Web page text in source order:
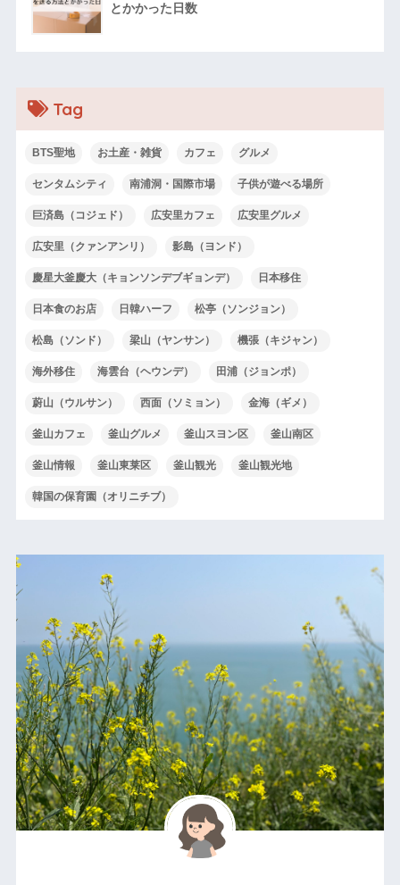
とかかった日数
Tag
BTS聖地 お土産・雑貨 カフェ グルメ
センタムシティ 南浦洞・国際市場 子供が遊べる場所
巨済島（コジェド） 広安里カフェ 広安里グルメ
広安里（クァンアンリ） 影島（ヨンド）
慶星大釜慶大（キョンソンデブギョンデ） 日本移住
日本食のお店 日韓ハーフ 松亭（ソンジョン）
松島（ソンド） 梁山（ヤンサン） 機張（キジャン）
海外移住 海雲台（ヘウンデ） 田浦（ジョンポ）
蔚山（ウルサン） 西面（ソミョン） 金海（ギメ）
釜山カフェ 釜山グルメ 釜山スヨン区 釜山南区
釜山情報 釜山東莱区 釜山観光 釜山観光地
韓国の保育園（オリニチブ）